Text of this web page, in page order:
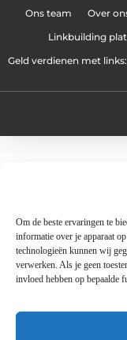
Om de beste ervaringen te
informatie over je apparaat
technologieën kunnen wij
verwerken. Als je geen
invloed hebben op bepaalde
Ons team Over
Linkbuilding
Geld verdienen met